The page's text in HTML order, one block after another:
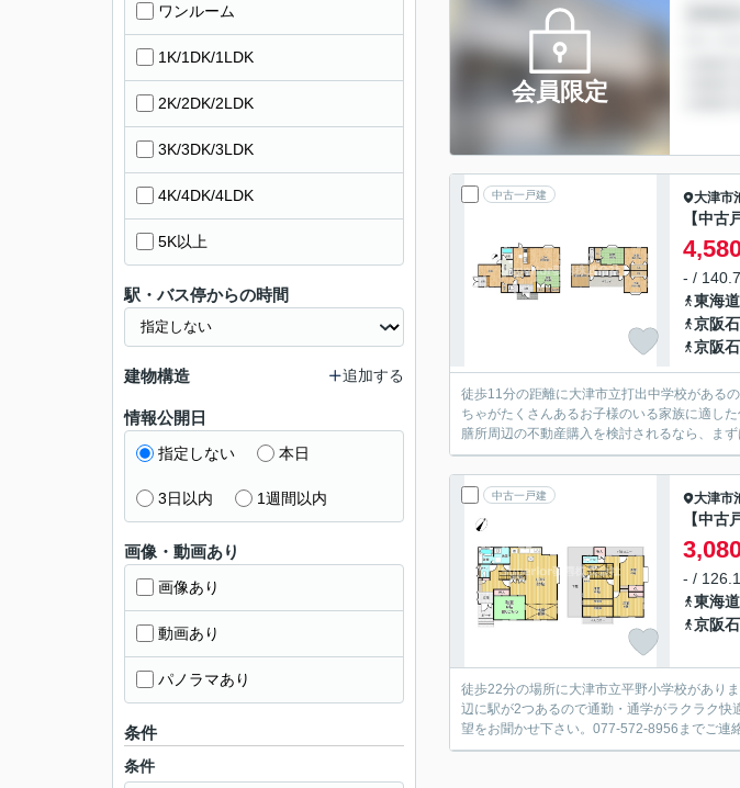
会員限定
中古一戸建 大津市
【中古
- /
東海
京阪
京阪
徒歩11分の距離に大津市立打出中学校がある
ちゃがたくさんあるお子様のいる家族に適し
膳所周辺の不動産購入を検討されるなら、ま
中古一戸建 大津市
【中古
- /
東海
京阪
徒歩22分の場所に大津市立平野小学校があり
辺に駅が2つあるので通勤・通学がラクラク
望をお聞かせ下さい。077-572-8956までご連
ワンルーム
1K/1DK/1LDK
2K/2DK/2LDK
3K/3DK/3LDK
4K/4DK/4LDK
5K以上
駅・バス停からの時間
建物構造 追加する
情報公開日
指定しない 本日
3日以内 1週間以内
画像・動画あり
画像あり
動画あり
パノラマあり
条件
条件